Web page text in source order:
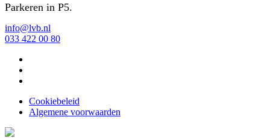
Parkeren in P5.
info@lvb.nl
033 422 00 80
Cookiebeleid
Algemene voorwaarden